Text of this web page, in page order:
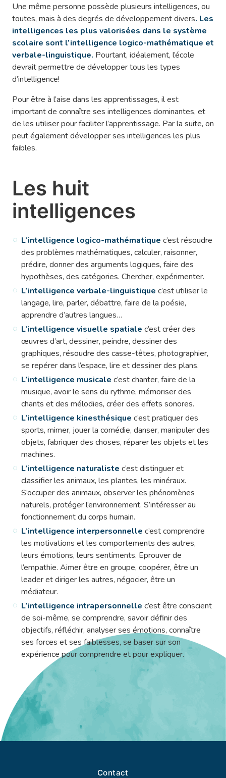
Une même personne possède plusieurs intelligences, ou
toutes, mais à des degrés de développement divers. Les
intelligences les plus valorisées dans le système
scolaire sont l’intelligence logico-mathématique et
verbale-linguistique. Pourtant, idéalement, l’école
devrait permettre de développer tous les types
d’intelligence!
Pour être à l’aise dans les apprentissages, il est
important de connaître ses intelligences dominantes, et
de les utiliser pour faciliter l’apprentissage. Par la suite, on
peut également développer ses intelligences les plus
faibles.
Les huit
intelligences
L’intelligence logico-mathématique c’est résoudre
des problèmes mathématiques, calculer, raisonner,
prédire, donner des arguments logiques, faire des
hypothèses, des catégories. Chercher, expérimenter.
L’intelligence verbale-linguistique c’est utiliser le
langage, lire, parler, débattre, faire de la poésie,
apprendre d’autres langues…
L’intelligence visuelle spatiale c’est créer des
œuvres d’art, dessiner, peindre, dessiner des
graphiques, résoudre des casse-têtes, photographier,
se repérer dans l’espace, lire et dessiner des plans.
L’intelligence musicale c’est chanter, faire de la
musique, avoir le sens du rythme, mémoriser des
chants et des mélodies, créer des effets sonores.
L’intelligence kinesthésique c’est pratiquer des
sports, mimer, jouer la comédie, danser, manipuler des
objets, fabriquer des choses, réparer les objets et les
machines.
L’intelligence naturalistec’est distinguer et
classifier les animaux, les plantes, les minéraux.
S’occuper des animaux, observer les phénomènes
naturels, protéger l’environnement. S’intéresser au
fonctionnement du corps humain.
L’intelligence interpersonnelle c’est comprendre
les motivations et les comportements des autres,
leurs émotions, leurs sentiments. Eprouver de
l’empathie. Aimer être en groupe, coopérer, être un
leader et diriger les autres, négocier, être un
médiateur.
L’intelligence intrapersonnelle c’est être conscient
de soi-même, se comprendre, savoir définir des
objectifs, réfléchir, analyser ses émotions, connaître
ses forces et ses faiblesses, se baser sur son
expérience pour comprendre et pour expliquer.
Contact